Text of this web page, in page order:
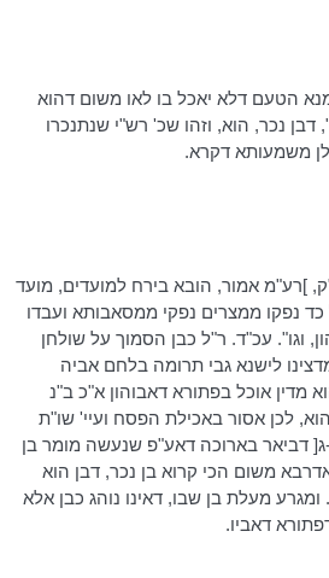
הטעם דלא יאכל בו לאו משוםדהוא
דבן נכר, הוא, וזהושכ' רש"ישנתנכרו
משמעותא דקרא.
, ]רע"מ אמור, הובא בירח למועדים, מועד
נפקו ממצרים נפקי ממסאבותא ועבדו
, וגו". עכ"ד. ר"ל כבן הסמוך על שולחן
לישנא גבי תרומה בלחם אביה
מדין אוכל בפתורא דאבוהון א"כ ב"נ
לכן אסור באכילת הפסח ועיי' שו"ת
ג[דביאר בארוכהדאע"פ שנעשה מומר בן
משום הכי קרוא בן נכר, דבן הוא
ומגרע מעלת בן שבו, דאינו נוהג כבן אלא
דאביו.